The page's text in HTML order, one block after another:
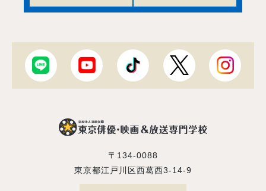
〒134-0088
東京都江戸川区西葛西3-14-9